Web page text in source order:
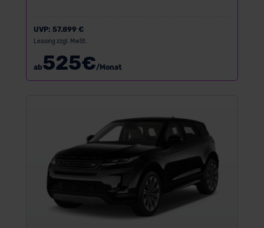
UVP: 57.899 €
Leasing zzgl. MwSt.
ab525€/Monat